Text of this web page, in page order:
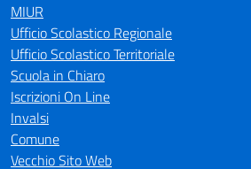
MIUR
Ufficio Scolastico Regionale
Ufficio Scolastico Territoriale
Scuola in Chiaro
Iscrizioni On Line
Invalsi
Comune
Vecchio Sito Web